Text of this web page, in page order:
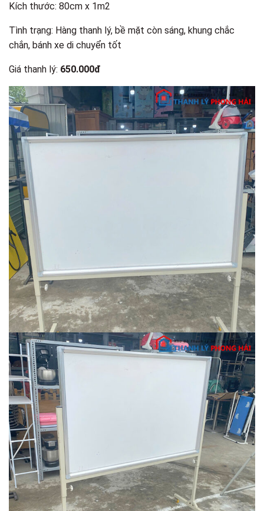
Kích thước: 80cm x 1m2
Tình trạng: Hàng thanh lý, bề mặt còn sáng, khung chắc
chắn, bánh xe di chuyển tốt
Giá thanh lý: 650.000đ